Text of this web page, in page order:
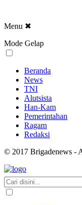
Menu ✖
Mode Gelap
Beranda
News
TNI
Alutsista
Han-Kam
Pemerintahan
Ragam
Redaksi
© 2017 Brigadenews -